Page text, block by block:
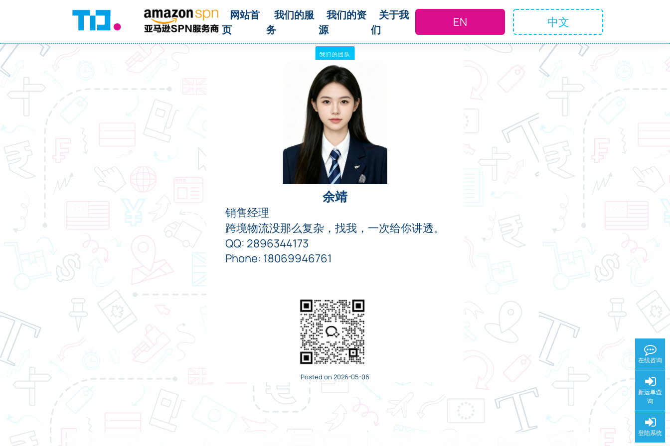
网站首
页
我们的服
务
我们的资
源
关于我
们
EN 中文
在线咨询
新运单查
询
登陆系统
我们的团队
余靖
销售经理
跨境物流没那么复杂，找我，一次给你讲透。
QQ: 2896344173
Phone: 18069946761
Posted on 2026-05-06